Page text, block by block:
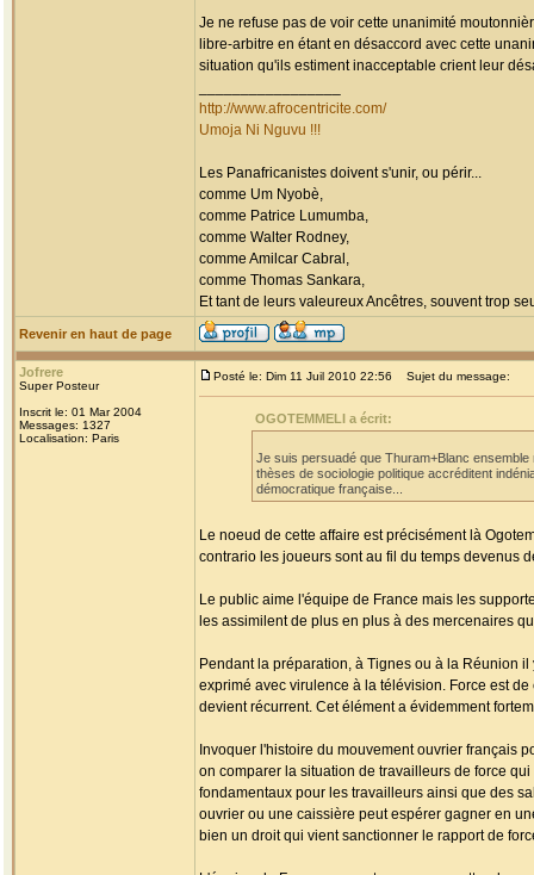
Je ne refuse pas de voir cette unanimité
libre-arbitre en étant en désaccord avec cette
situation qu'ils estiment inacceptable crient leur
http://www.afrocentricite.com/
Umoja Ni Nguvu !!!
Les Panafricanistes doivent s'unir, ou périr...
comme Um Nyobè,
comme Patrice Lumumba,
comme Walter Rodney,
comme Amilcar Cabral,
comme Thomas Sankara,
Et tant de leurs valeureux Ancêtres, souvent trop
Revenir en haut de page
Jofrere
Super Posteur
Inscrit le: 01 Mar 2004
Messages: 1327
Localisation: Paris
Posté le: Dim 11 Juil 2010 22:56 Sujet du message:
OGOTEMMELI a écrit:
Je suis persuadé que Thuram+Blanc
thèses de sociologie politique accréditent
démocratique française...
Le noeud de cette affaire est précisément là
contrario les joueurs sont au fil du temps devenus
Le public aime l'équipe de France mais les
les assimilent de plus en plus à des mercenaires
Pendant la préparation, à Tignes ou à la Réunion
exprimé avec virulence à la télévision. Force est
devient récurrent. Cet élément a évidemment
Invoquer l'histoire du mouvement ouvrier français
on comparer la situation de travailleurs de force
fondamentaux pour les travailleurs ainsi que des
ouvrier ou une caissière peut espérer gagner en
bien un droit qui vient sanctionner le rapport de